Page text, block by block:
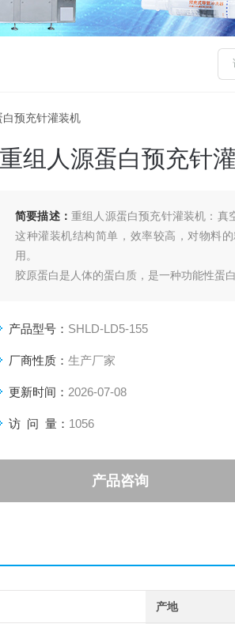
预充针灌装机
重组人源蛋白预充针
简要描述： 重组人源蛋白预充针灌装机：真
这种灌装机结构简单，效率较高，对物料
用。
胶原蛋白是人体的蛋白质，是一种功能性蛋
产品型号： SHLD-LD5-155
厂商性质： 生产厂家
更新时间： 2026-07-08
访 问 量： 1056
产品咨询
产地